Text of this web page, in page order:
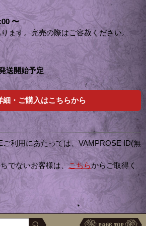
〜
ます。完売の際はご容赦ください。
送開始予定
細・ご購入はこちらから
利用にあたっては、VAMPROSE ID(無
でないお客様は、こちらからご取得く